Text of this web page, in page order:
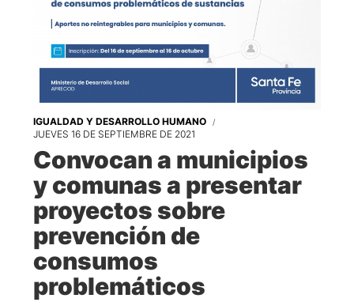
IGUALDAD Y DESARROLLO HUMANO
JUEVES 16 DE SEPTIEMBRE DE 2021
Convocan a municipios
y comunas a presentar
proyectos sobre
prevención de
consumos
problemáticos